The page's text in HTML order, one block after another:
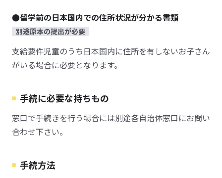
●留学前の日本国内での住所状況が分かる書類
別途原本の提出が必要
支給要件児童のうち日本国内に住所を有しないお子さん
がいる場合に必要となります。
手続に必要な持ちもの
窓口で手続きを行う場合には別途各自治体窓口にお問い
合わせ下さい。
手続方法